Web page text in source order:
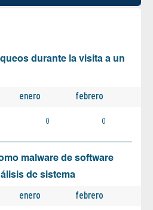
durante la visita a un
enero febrero
0 0
malware de software
de sistema
enero febrero